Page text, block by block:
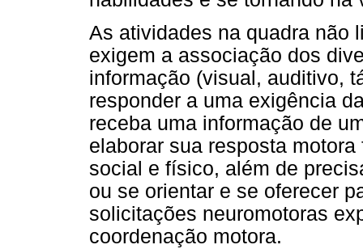
As atividades na quadra não
exigem a associação dos
informação (visual, auditivo,
responder a uma exigência
receba uma informação de
elaborar sua resposta
social e físico, além de
ou se orientar e se oferecer
solicitações neuromotoras
coordenação motora.